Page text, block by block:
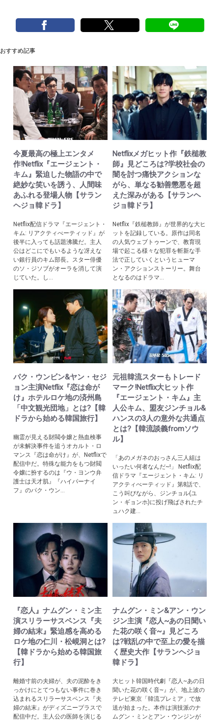
おすすめ記事
今夏最高の極上エンタメ
作!Netflix『エージェント・
キム』緊迫した物語の中で
絶妙な笑いを誘う、人間味
あふれる登場人物【サラン
ヘジョ韓ドラ】
Netflix配信ドラマ『エージェント・
キム: リアクティべーティッド』が
後半に入っても話題沸騰だ。主人
公はどこにでもいるような冴えな
い銀行員のキム部長。スター俳優
のソ・ジソブがオーラを消して演
じていた。し...
Netflixメガヒット作『鉄槌教
師』見どころは?学校社会の
闇を討つ痛快アクションな
がら、単なる勧善懲悪を超
えた深みがある【サランヘ
ジョ韓ドラ】
Netflix『鉄槌教師』が世界的な大ヒ
ットを記録している。原作は同名
の人気ウェブトゥーンで、教育現
場で起こる様々な犯罪を斬新な手
法で正していくというヒューマ
ン・アクションストーリー。舞台
となるのはドラマ...
パク・ウンビン&ヤン・セジ
ョン主演Netflix『恋は命が
け』ホテルロケ地の済州島
「中文観光団地」とは?【韓
ドラから始める韓国旅行】
幽霊が見える財閥令嬢と熱血検事
が未解決事件を追うオカルト・ロ
マンス『恋は命がけ』が、Netflixで
配信中だ。特殊な能力をもつ財閥
令嬢に扮するのは『ウ・ヨンウ弁
護士は天才肌』『ハイパーナイ
フ』のパク・ウン...
元祖韓流スターもトレード
マーク!Netflix大ヒット作
『エージェント・キム』主
人公キム、盟友ジンチョル&
ハンスの3人の意外な共通点
とは?【韓流談義fromソウ
ル】
「あのメガネのおっさん三人組は
いったい何者なんだ~!」 Netflix配
信ドラマ『エージェント・キム: リ
アクティべーティッド』第8話で、
こう叫びながら、ジンチョル(ユ
ン・ギョンホ)に投げ飛ばされたチ
ュハク建...
『恋人』ナムグン・ミン主
演スリラーサスペンス『夫
婦の結末』緊迫感を高める
ロケ地の仁川・松峴洞とは?
【韓ドラから始める韓国旅
行】
離婚寸前の夫婦が、夫の泥酔をき
っかけにとてつもない事件に巻き
込まれるスリラーサスペンス『夫
婦の結末』がディズニープラスで
配信中だ。主人公の医師を演じる
ナムグン・ミン&アン・ウン
ジン主演『恋人~あの日聞い
た花の咲く音~』見どころ
は?戦乱の中で至上の愛を描
く歴史大作【サランヘジョ
韓ドラ】
大ヒット韓国時代劇『恋人~あの日
聞いた花の咲く音~』が、地上波の
テレビ東京「韓流プレミア」で放
送が始まった。本作は演技派のナ
ムグン・ミンとアン・ウンジンが